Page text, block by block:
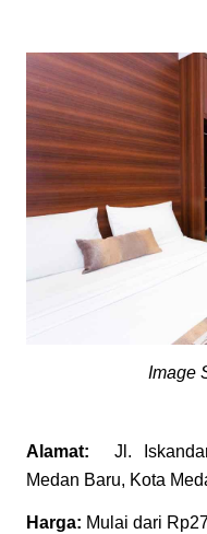
Image
Alamat: Jl.
Medan Baru, Kota
Harga: Mulai dari